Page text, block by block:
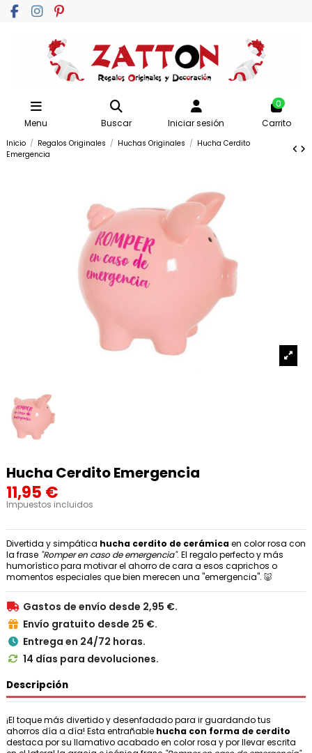
Menu Buscar Iniciar sesión
0
Carrito
Inicio Regalos Originales Huchas Originales
Hucha Cerdito
Emergencia
Hucha Cerdito Emergencia
11,95 €
Impuestos incluidos
Divertida y simpática hucha cerdito de cerámicaen color rosa con
la frase "Romper en caso de emergencia". El regalo perfecto y más
humorístico para motivar el ahorro de cara a esos caprichos o
momentos especiales que bien merecen una "emergencia". 🐷
 Gastos de envío desde 2,95 €.
 Envío gratuito desde 25 €.
 Entrega en 24/72 horas.
 14 días para devoluciones.
Descripción
¡El toque más divertido y desenfadado para ir guardando tus
ahorros día a día! Esta entrañable hucha con forma de cerdito
destaca por su llamativo acabado en color rosa y por llevar escrita